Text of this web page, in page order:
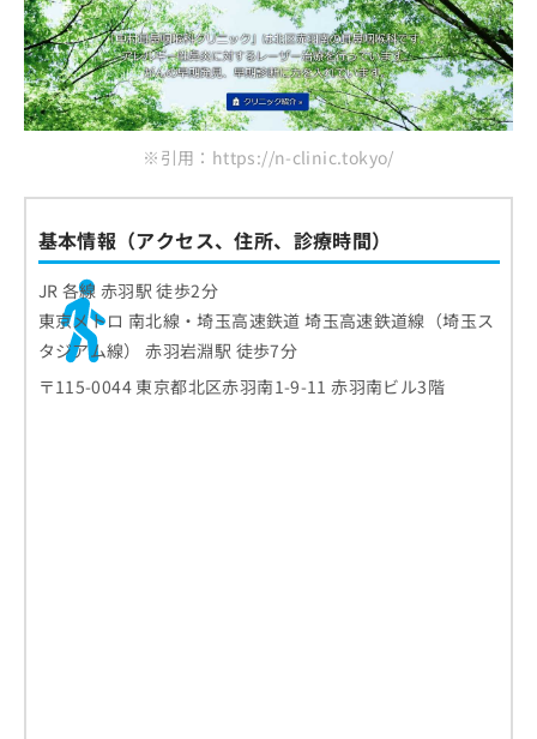
※引用：https://n-clinic.tokyo/
基本情報（アクセス、住所、診療時間）
JR 各線 赤羽駅 徒歩2分
東京メトロ 南北線・埼玉高速鉄道 埼玉高速鉄道線（埼玉ス
タジアム線） 赤羽岩淵駅 徒歩7分
〒115-0044 東京都北区赤羽南1-9-11 赤羽南ビル3階